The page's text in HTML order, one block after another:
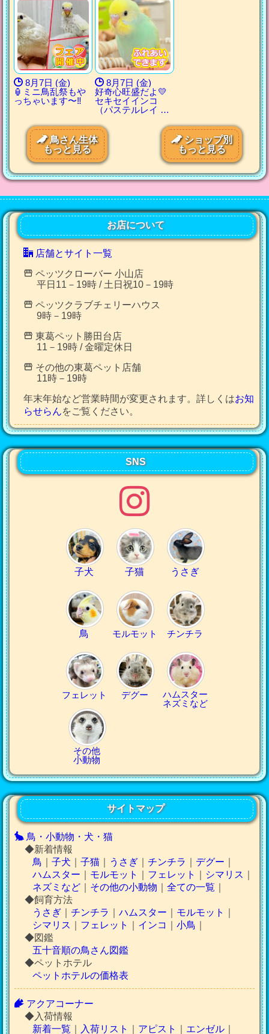
8月7日 (金)
🏮ミニ鳥乱祭もや
っちゃいます〜‼️
8月7日 (金)
好奇心旺盛だよ💛
セキセイインコ
（パステルレイ …
鳥さん生体
もっと見る
ショップ別
もっと見る
お店について
店舗とサイト一覧
ペッツクローバー 小山店
平日11－19時 / 土日祝10－19時
ペッツクラブチェリーハウス
9時－19時
東葛ペット勝田台店
11－19時 / 金曜定休日
その他の東葛ペット店舗
11時－19時
年末年始など営業時間が変更されます。詳しくはお知
らせらんをご覧ください。
SNS
子犬 子猫 うさぎ
鳥 モルモット チンチラ
フェレット デグー
ハムスター
ネズミなど
その他
小動物
サイトマップ
鳥・小動物・犬・猫
◆新着情報
鳥
子犬 子猫 うさぎ チンチラ デグー
ハムスター
モルモット フェレット シマリス
ネズミなど
その他の小動物 全ての一覧
◆飼育方法
うさぎ
チンチラ ハムスター モルモット
シマリス
フェレット インコ 小鳥
◆図鑑
五十音順の鳥さん図鑑
◆ペットホテル
ペットホテルの価格表
アクアコーナー
◆入荷情報
新着一覧
入荷リスト アピスト エンゼル